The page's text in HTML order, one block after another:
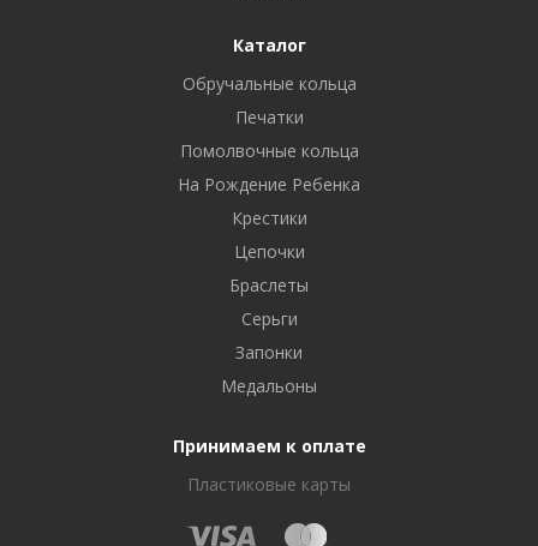
Каталог
Обручальные кольца
Печатки
Помолвочные кольца
На Рождение Ребенка
Крестики
Цепочки
Браслеты
Серьги
Запонки
Медальоны
Принимаем к оплате
Пластиковые карты